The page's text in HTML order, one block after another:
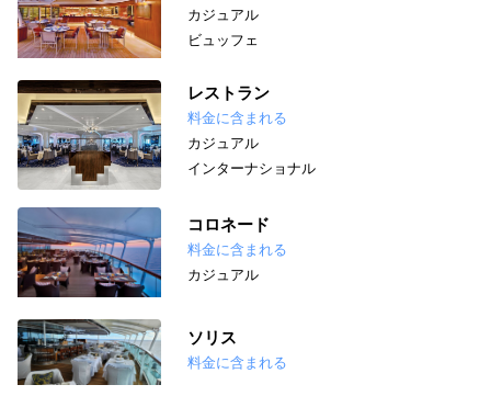
カジュアル
ビュッフェ
レストラン
料金に含まれる
カジュアル
インターナショナル
コロネード
料金に含まれる
カジュアル
ソリス
料金に含まれる